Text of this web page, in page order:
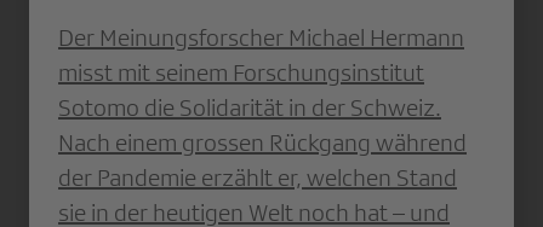
Der Meinungsforscher Michael Hermann
misst mit seinem Forschungsinstitut
Sotomo die Solidarität in der Schweiz.
Nach einem grossen Rückgang während
der Pandemie erzählt er, welchen Stand
sie in der heutigen Welt noch hat – und